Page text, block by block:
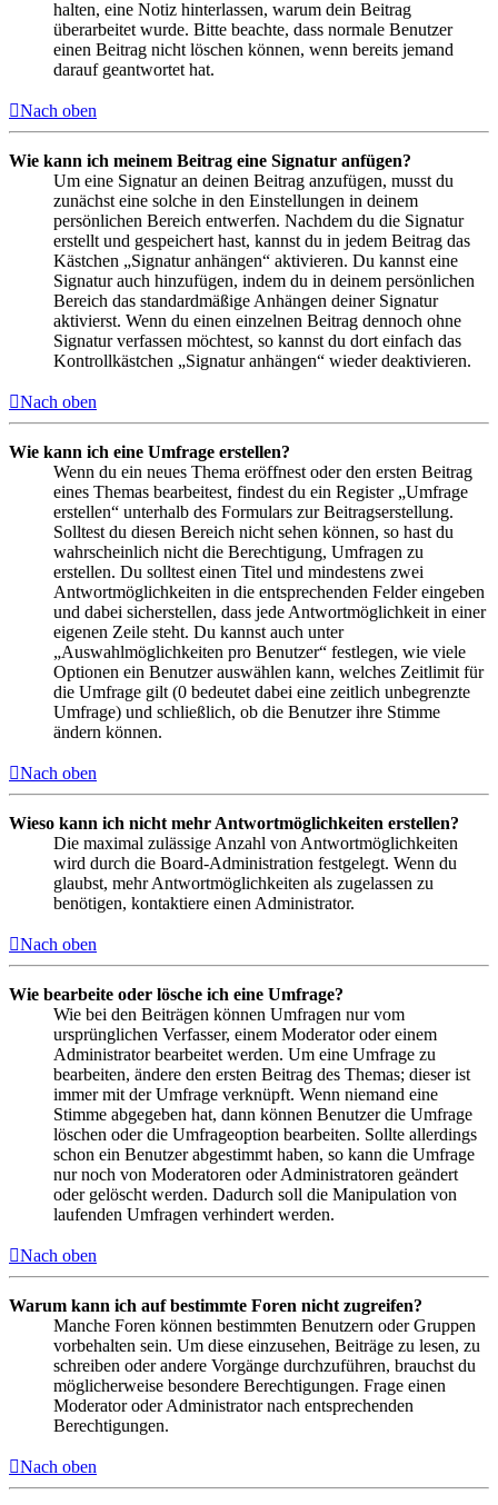
halten, eine Notiz hinterlassen, warum dein Beitrag
überarbeitet wurde. Bitte beachte, dass normale Benutzer
einen Beitrag nicht löschen können, wenn bereits jemand
darauf geantwortet hat.
Nach oben
Wie kann ich meinem Beitrag eine Signatur anfügen?
Um eine Signatur an deinen Beitrag anzufügen, musst du
zunächst eine solche in den Einstellungen in deinem
persönlichen Bereich entwerfen. Nachdem du die Signatur
erstellt und gespeichert hast, kannst du in jedem Beitrag das
Kästchen „Signatur anhängen“ aktivieren. Du kannst eine
Signatur auch hinzufügen, indem du in deinem persönlichen
Bereich das standardmäßige Anhängen deiner Signatur
aktivierst. Wenn du einen einzelnen Beitrag dennoch ohne
Signatur verfassen möchtest, so kannst du dort einfach das
Kontrollkästchen „Signatur anhängen“ wieder deaktivieren.
Nach oben
Wie kann ich eine Umfrage erstellen?
Wenn du ein neues Thema eröffnest oder den ersten Beitrag
eines Themas bearbeitest, findest du ein Register „Umfrage
erstellen“ unterhalb des Formulars zur Beitragserstellung.
Solltest du diesen Bereich nicht sehen können, so hast du
wahrscheinlich nicht die Berechtigung, Umfragen zu
erstellen. Du solltest einen Titel und mindestens zwei
Antwortmöglichkeiten in die entsprechenden Felder eingeben
und dabei sicherstellen, dass jede Antwortmöglichkeit in einer
eigenen Zeile steht. Du kannst auch unter
„Auswahlmöglichkeiten pro Benutzer“ festlegen, wie viele
Optionen ein Benutzer auswählen kann, welches Zeitlimit für
die Umfrage gilt (0 bedeutet dabei eine zeitlich unbegrenzte
Umfrage) und schließlich, ob die Benutzer ihre Stimme
ändern können.
Nach oben
Wieso kann ich nicht mehr Antwortmöglichkeiten erstellen?
Die maximal zulässige Anzahl von Antwortmöglichkeiten
wird durch die Board-Administration festgelegt. Wenn du
glaubst, mehr Antwortmöglichkeiten als zugelassen zu
benötigen, kontaktiere einen Administrator.
Nach oben
Wie bearbeite oder lösche ich eine Umfrage?
Wie bei den Beiträgen können Umfragen nur vom
ursprünglichen Verfasser, einem Moderator oder einem
Administrator bearbeitet werden. Um eine Umfrage zu
bearbeiten, ändere den ersten Beitrag des Themas; dieser ist
immer mit der Umfrage verknüpft. Wenn niemand eine
Stimme abgegeben hat, dann können Benutzer die Umfrage
löschen oder die Umfrageoption bearbeiten. Sollte allerdings
schon ein Benutzer abgestimmt haben, so kann die Umfrage
nur noch von Moderatoren oder Administratoren geändert
oder gelöscht werden. Dadurch soll die Manipulation von
laufenden Umfragen verhindert werden.
Nach oben
Warum kann ich auf bestimmte Foren nicht zugreifen?
Manche Foren können bestimmten Benutzern oder Gruppen
vorbehalten sein. Um diese einzusehen, Beiträge zu lesen, zu
schreiben oder andere Vorgänge durchzuführen, brauchst du
möglicherweise besondere Berechtigungen. Frage einen
Moderator oder Administrator nach entsprechenden
Berechtigungen.
Nach oben